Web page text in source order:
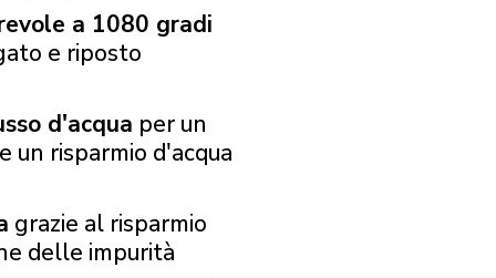
a 1080 gradi
e riposto
d'acqua per un
un risparmio d'acqua
grazie al risparmio
delle impurità